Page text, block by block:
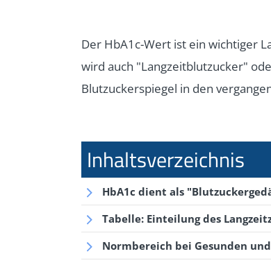
Der HbA1c-Wert ist ein wichtiger
wird auch "Langzeitblutzucker"
Blutzuckerspiegel in den
HbA1c dient als
Tabelle: Einteilung des
Normbereich bei Gesunden